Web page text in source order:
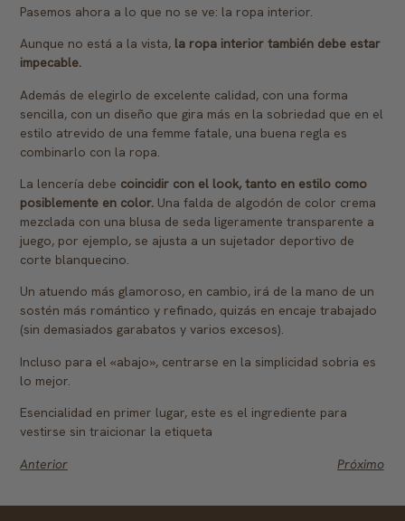
Pasemos ahora a lo que no se ve: la ropa interior.
Aunque no está a la vista, la ropa interior también debe estar
impecable.
Además de elegirlo de excelente calidad, con una forma
sencilla, con un diseño que gira más en la sobriedad que en el
estilo atrevido de una femme fatale, una buena regla es
combinarlo con la ropa.
La lencería debe coincidir con el look, tanto en estilo como
posiblemente en color. Una falda de algodón de color crema
mezclada con una blusa de seda ligeramente transparente a
juego, por ejemplo, se ajusta a un sujetador deportivo de
corte blanquecino.
Un atuendo más glamoroso, en cambio, irá de la mano de un
sostén más romántico y refinado, quizás en encaje trabajado
(sin demasiados garabatos y varios excesos).
Incluso para el «abajo», centrarse en la simplicidad sobria es
lo mejor.
Esencialidad en primer lugar, este es el ingrediente para
vestirse sin traicionar la etiqueta
Anterior
Próximo